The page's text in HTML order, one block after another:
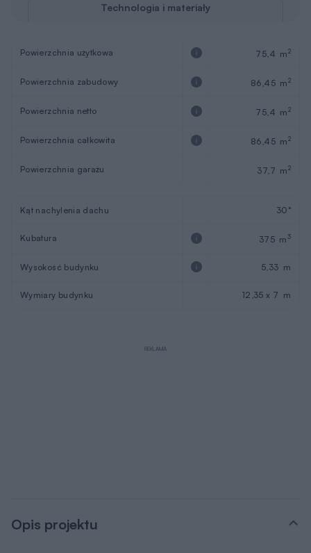
Technologia i materiały
Powierzchnia użytkowa 75,4 m2
Powierzchnia zabudowy 86,45 m2
Powierzchnia netto 75,4 m2
Powierzchnia całkowita 86,45 m2
Powierzchnia garażu 37,7 m2
Kąt nachylenia dachu 30°
Kubatura 375 m3
Wysokość budynku 5,33 m
Wymiary budynku 12,35 x 7 m
REKLAMA
Opis projektu